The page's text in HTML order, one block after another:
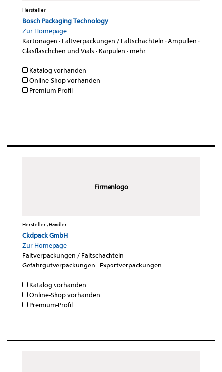
Hersteller
Bosch Packaging Technology
Zur Homepage
Kartonagen · Faltverpackungen / Faltschachteln ·Ampullen ·
Glasfläschchen und Vials · Karpulen · mehr...
Katalog vorhanden
Online-Shop vorhanden
Premium-Profil
Firmenlogo
Hersteller , Händler
Ckdpack GmbH
Zur Homepage
Faltverpackungen / Faltschachteln ·
Gefahrgutverpackungen · Exportverpackungen ·
Katalog vorhanden
Online-Shop vorhanden
Premium-Profil